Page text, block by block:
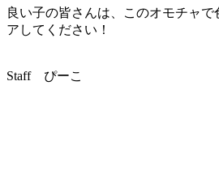
良い子の皆さんは、このオモチャで
アしてください！
Staff ぴーこ